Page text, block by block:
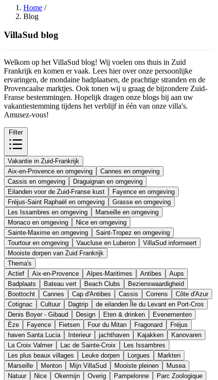
Home /
Blog
VillaSud blog
Welkom op het VillaSud blog! Wij voelen ons thuis in Zuid
Frankrijk en komen er vaak. Lees hier over onze persoonlijke
ervaringen, de mondaine badplaatsen, de prachtige stranden en de
Provencaalse marktjes. Ook tonen wij u graag de bijzondere Zuid-
Franse bestemmingen. Hopelijk dragen onze blogs bij aan uw
vakantiestemming tijdens het verblijf in één van onze villa's.
Amusez-vous!
Filter
Vakantie in Zuid-Frankrijk
Aix-en-Provence en omgeving
Cannes en omgeving
Cassis en omgeving
Draguignan en omgeving
Eilanden voor de Zuid-Franse kust
Fayence en omgeving
Fréjus-Saint Raphaël en omgeving
Grasse en omgeving
Les Issambres en omgeving
Marseille en omgeving
Monaco en omgeving
Nice en omgeving
Sainte-Maxime en omgeving
Saint-Tropez en omgeving
Tourtour en omgeving
Vaucluse en Luberon
VillaSud informeert
Mooiste dorpen van Zuid Frankrijk
Thema's
Actief
Aix-en-Provence Alpes-Maritimes Antibes
Aups
Badplaats
Bateau vert Beach Clubs
Bezienswaardigheid
Boottocht
Cannes Cap d'Antibes Cassis Correns
Côte d'Azur
Cotignac
Cultuur Dagtrip
de eilanden Île du Levant en Port-Cros
Denis Boyer - Gibaud
Design Eten & drinken
Evenementen
Èze
Fayence Fietsen Four du Mitan Fragonard
Fréjus
haven Santa Lucia
Interieur jachthaven Kajakken
Kanovaren
La Croix Valmer
Lac de Sainte-Croix
Les Issambres
Les plus beaux villages
Leuke dorpen Lorgues
Markten
Marseille
Menton Mijn VillaSud Mooiste pleinen
Musea
Natuur
Nice Okermijn Overig Pampelonne
Parc Zoologique